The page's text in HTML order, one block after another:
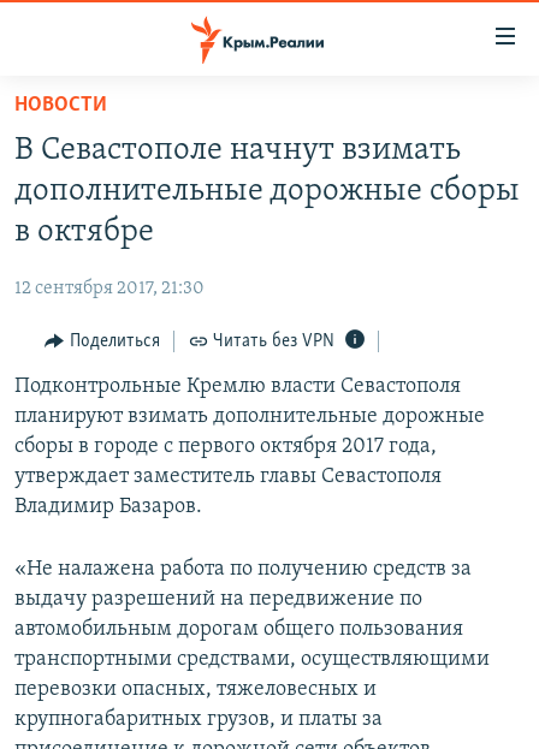
Вернуться
основному
содержанию
главной
навигации
Вернутся
поиску
11 ЛЕТ ОККУПАЦИИ КРЫМА. 11 ИСТОРИЙ СОПРОТИВЛЕНИЯ
ЕЩЕ
ИНТЕРАКТИВ
ИНФОГРАФИКА
ТЕЛЕПРОЕКТ КРЫМ.РЕАЛИИ
СОВЕТЫ ПРАВОЗАЩИТНИКОВ
ПРОПАВШИЕ БЕЗ ВЕСТИ
ПОБЕДИТЕЛЕЙ НЕ СУДЯТ?
КРЫМ.НЕПОКОРЕННЫЙ
УКРАИНСКАЯ ПРОБЛЕМА КРЫМА
РАДІО СВОБОДА
КАК ОБОЙТИ БЛОКИРОВКУ
Українською
Qırımtatar
ПРИСОЕДИНЯЙТЕСЬ!
Все сайты RFE/RL
НОВОСТИ
В Севастополе начнут взимать
дополнительные дорожные сборы
в октябре
12 сентября 2017, 21:30
Поделиться Читать без VPN
Подконтрольные Кремлю власти Севастополя
планируют взимать дополнительные дорожные
сборы в городе с первого октября 2017 года,
утверждает заместитель главы Севастополя
Владимир Базаров.
«Не налажена работа по получению средств за
выдачу разрешений на передвижение по
автомобильным дорогам общего пользования
транспортными средствами, осуществляющими
перевозки опасных, тяжеловесных и
крупногабаритных грузов, и платы за